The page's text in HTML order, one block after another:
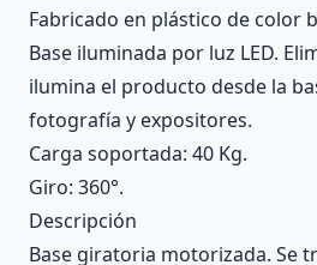
Fabricado en plástico de color
Base iluminada por luz LED.
ilumina el producto desde la
fotografía y expositores.
Carga soportada: 40 Kg.
Giro: 360°.
Descripción
Base giratoria motorizada. Se